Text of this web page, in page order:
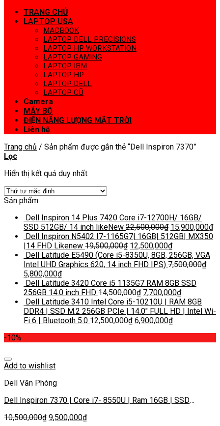
TRANG CHỦ
LAPTOP USA
MACBOOK
LAPTOP DELL PRECISIONS
LAPTOP HP WORKSTATION
LAPTOP GAMING
LAPTOP IBM
LAPTOP HP
LAPTOP DELL
LAPTOP CŨ
Camera
MÁY BỘ
ĐIỆN NĂNG LƯỢNG MẶT TRỜI
Liên hệ
Trang chủ / Sản phẩm được gắn thẻ “Dell Inspiron 7370”
Lọc
Hiển thị kết quả duy nhất
Sản phẩm
Dell Inspiron 14 Plus 7420 Core i7-12700H/ 16GB/
SSD 512GB/ 14 inch likeNew 22,500,000₫ 15,900,000₫
Dell Inspiron N5402 I7-1165G7| 16GB| 512GB| MX350
|14 FHD Likenew 19,500,000₫ 12,500,000₫
Dell Latitude E5490 (Core i5-8350U, 8GB, 256GB, VGA
Intel UHD Graphics 620, 14 inch FHD IPS) 7,500,000₫
5,800,000₫
Dell Latitude 3420 Core i5 1135G7 RAM 8GB SSD
256GB 14.0 inch FHD 14,500,000₫ 7,700,000₫
Dell Latitude 3410 Intel Core i5-10210U | RAM 8GB
DDR4 | SSD M.2 256GB PCIe | 14.0″ FULL HD | Intel Wi-
Fi 6 | Bluetooth 5.0 12,500,000₫ 6,900,000₫
-10%
Add to wishlist
Dell Văn Phòng
Dell Inspiron 7370 | Core i7- 8550U | Ram 16GB | SSD
10,500,000₫ 9,500,000₫